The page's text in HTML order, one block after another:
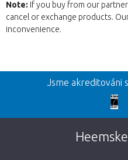
Note: If you buy from our
cancel or exchange products.
inconvenience.
Zpět
Tato stránka
tlačítko níže se
Jsme akreditováni